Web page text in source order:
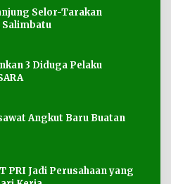
Selor-Tarakan
3 Diduga Pelaku
Angkut Baru Buatan
PRI Jadi Perusahaan yang